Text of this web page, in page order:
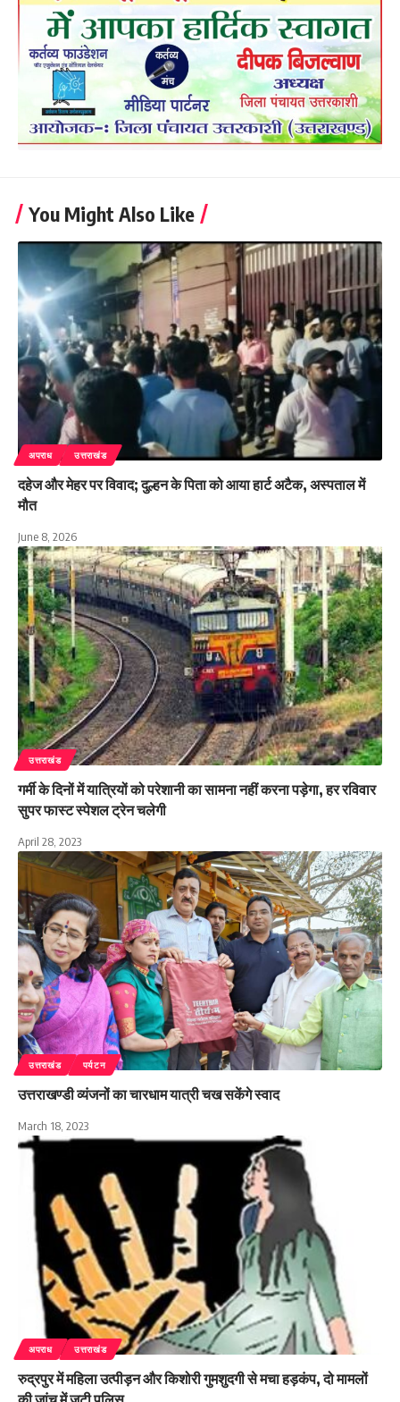
You Might Also Like
अपराध उत्तराखंड
दहेज और मेहर पर विवाद; दुल्हन के पिता को आया हार्ट अटैक, अस्पताल में
मौत
June 8, 2026
उत्तराखंड
गर्मी के दिनों में यात्रियों को परेशानी का सामना नहीं करना पड़ेगा, हर रविवार
सुपर फास्ट स्पेशल ट्रेन चलेगी
April 28, 2023
उत्तराखंड पर्यटन
उत्तराखण्डी व्यंजनों का चारधाम यात्री चख सकेंगे स्वाद
March 18, 2023
अपराध उत्तराखंड
रुद्रपुर में महिला उत्पीड़न और किशोरी गुमशुदगी से मचा हड़कंप, दो मामलों